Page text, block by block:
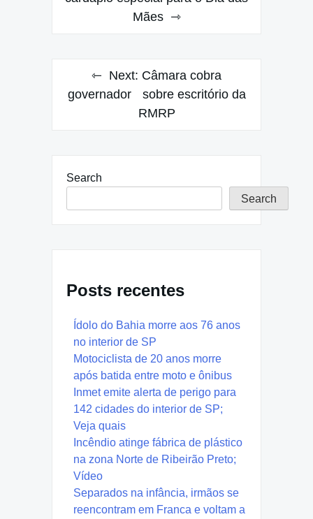
Mães
Next: Câmara cobra
governador sobre escritório da
RMRP
Search
Search
Posts recentes
Ídolo do Bahia morre aos 76 anos
no interior de SP
Motociclista de 20 anos morre
após batida entre moto e ônibus
Inmet emite alerta de perigo para
142 cidades do interior de SP;
Veja quais
Incêndio atinge fábrica de plástico
na zona Norte de Ribeirão Preto;
Vídeo
Separados na infância, irmãos se
reencontram em Franca e voltam a